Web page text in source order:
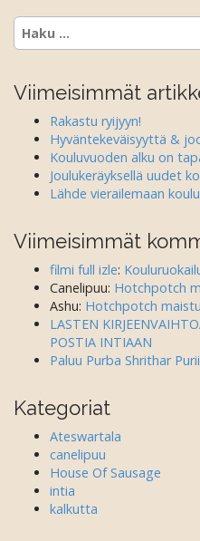
Haku:
Viimeisimmät
Rakastu ryijyyn!
Hyväntekeväisyyttä &
Kouluvuoden alku on
Joulukeräyksellä uudet
Lähde vierailemaan
Viimeisimmät
filmi full izle:
Canelipuu: Hotchpotch
Ashu: Hotchpotch
LASTEN
POSTIA INTIAAN
Paluu Purba Shrithar
Kategoriat
Ateswartala
canelipuu
House Of Sausage
intia
kalkutta